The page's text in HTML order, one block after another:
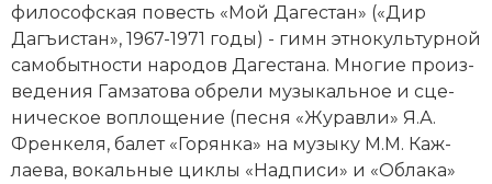
Россия
Северная Америка
Социально-экономическая история
Специальные исторические дисциплины
фи­лософская по­весть «Мой Да­ге­стан» («Дир
Дагъ­и­стан», 1967-1971 годы) - гимн эт­но­куль­тур­ной
са­мо­быт­но­сти на­ро­дов Да­ге­ста­на. Многие про­из­
ве­де­ния Гамзатова об­ре­ли му­зы­каль­ное и сце­
ническое во­пло­ще­ние (пес­ня «Жу­рав­ли» Я.А.
Френ­ке­ля, ба­лет «Го­рян­ка» на му­зы­ку М.М. Каж­
лае­ва, во­каль­ные цик­лы «Над­пи­си» и «Об­ла­ка»